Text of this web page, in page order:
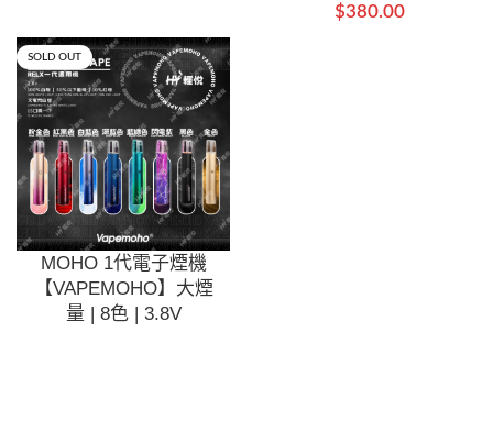
$380.00
SOLD OUT
MOHO 1代電子煙機
【VAPEMOHO】大煙
量 | 8色 | 3.8V